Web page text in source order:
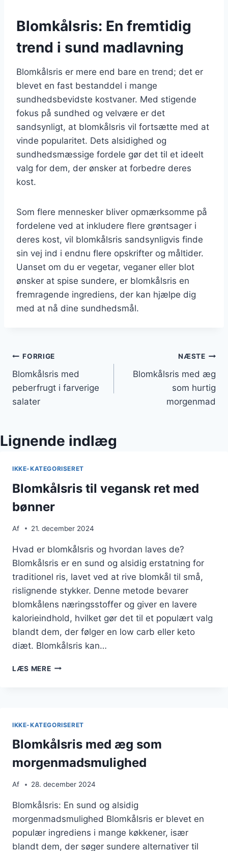
Blomkålsris: En fremtidig
trend i sund madlavning
Blomkålsris er mere end bare en trend; det er
blevet en fast bestanddel i mange
sundhedsbevidste kostvaner. Med stigende
fokus på sundhed og velvære er det
sandsynligt, at blomkålsris vil fortsætte med at
vinde popularitet. Dets alsidighed og
sundhedsmæssige fordele gør det til et ideelt
valg for dem, der ønsker at forbedre deres
kost.
Som flere mennesker bliver opmærksomme på
fordelene ved at inkludere flere grøntsager i
deres kost, vil blomkålsris sandsynligvis finde
sin vej ind i endnu flere opskrifter og måltider.
Uanset om du er vegetar, veganer eller blot
ønsker at spise sundere, er blomkålsris en
fremragende ingrediens, der kan hjælpe dig
med at nå dine sundhedsmål.
Indlægsnavigation
FORRIGE
Blomkålsris med
peberfrugt i farverige
salater
NÆSTE
Blomkålsris med æg
som hurtig
morgenmad
Lignende indlæg
IKKE-KATEGORISERET
Blomkålsris til vegansk ret med
bønner
Af 21. december 2024
Hvad er blomkålsris og hvordan laves de?
Blomkålsris er en sund og alsidig erstatning for
traditionel ris, lavet ved at rive blomkål til små,
rislignende stykker. Denne metode bevarer
blomkålens næringsstoffer og giver en lavere
kalorieindhold, hvilket gør det til et populært valg
blandt dem, der følger en low carb eller keto
diæt. Blomkålsris kan…
LÆS MEREBLOMKÅLSRIS
IKKE-KATEGORISERET
Blomkålsris med æg som
morgenmadsmulighed
Af 28. december 2024
Blomkålsris: En sund og alsidig
morgenmadsmulighed Blomkålsris er blevet en
populær ingrediens i mange køkkener, især
blandt dem, der søger sundere alternativer til